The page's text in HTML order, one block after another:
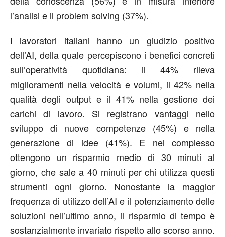
l’analisi e il problem solving (37%).
I lavoratori italiani hanno un giudizio positivo
dell’AI, della quale percepiscono i benefici concreti
sull’operatività quotidiana: il 44% rileva
miglioramenti nella velocità e volumi, il 42% nella
qualità degli output e il 41% nella gestione dei
carichi di lavoro. Si registrano vantaggi nello
sviluppo di nuove competenze (45%) e nella
generazione di idee (41%). E nel complesso
ottengono un risparmio medio di 30 minuti al
giorno, che sale a 40 minuti per chi utilizza questi
strumenti ogni giorno. Nonostante la maggior
frequenza di utilizzo dell’AI e il potenziamento delle
soluzioni nell’ultimo anno, il risparmio di tempo è
sostanzialmente invariato rispetto allo scorso anno.